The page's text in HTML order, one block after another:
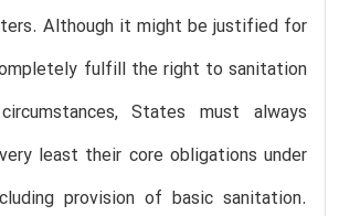
Although it might be justified for
fulfill the right to sanitation
States must always
least their core obligations under
provision of basic sanitation.